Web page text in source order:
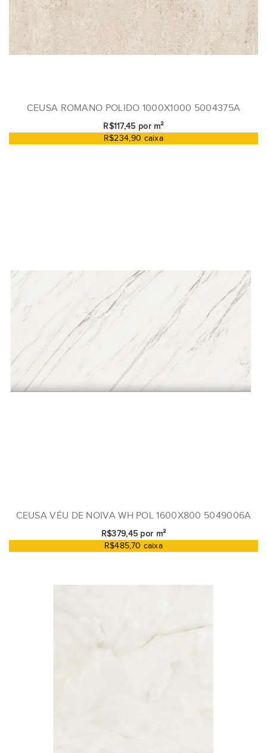
CEUSA ROMANO POLIDO 1000X1000 5004375A
R$117,45 por m²
R$234,90 caixa
CEUSA VÉU DE NOIVA WH POL 1600X800 5049006A
R$379,45 por m²
R$485,70 caixa